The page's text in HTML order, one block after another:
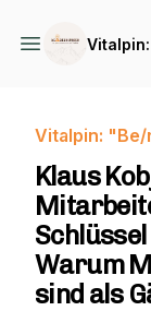
Vitalpin:
Klaus
Warum
sind als